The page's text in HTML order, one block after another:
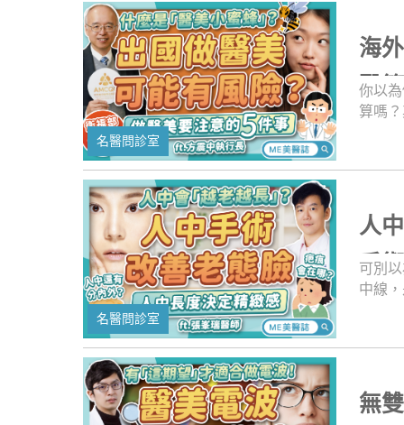
吃保
視網
《名
成視
名醫問診室
海
醫
你以
算嗎
責任
醫師
程前
做好
訊，
名醫問診室
人
手
可別
中線
其實
多細
手術
無